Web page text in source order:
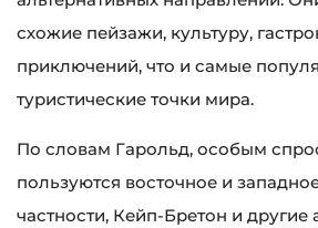
схожие пейзажи, культуру,
приключений, что и самые
туристические точки мира.
По словам Гарольд, особым
пользуются восточное и
частности, Кейп-Бретон и другие